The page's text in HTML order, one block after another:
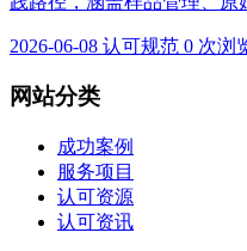
2026-06-08 认可规范 0 次浏
网站分类
成功案例
服务项目
认可资源
认可资讯